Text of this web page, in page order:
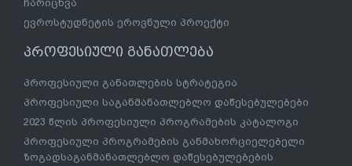
ჩარიცხვა
ევროსტუდნეტის ეროვნული პროექტი
პროფესიული განათლება
პროფესიული განათლების სტრატეგია
პროფესიული საგანმანათლებლო დაწესებულებები
2023 წლის პროფესიული პროგრამების კატალოგი
პროფესიული პროგრამების განმახორციელებელი
ზოგადსაგანმანათლებლო დაწესებულებების